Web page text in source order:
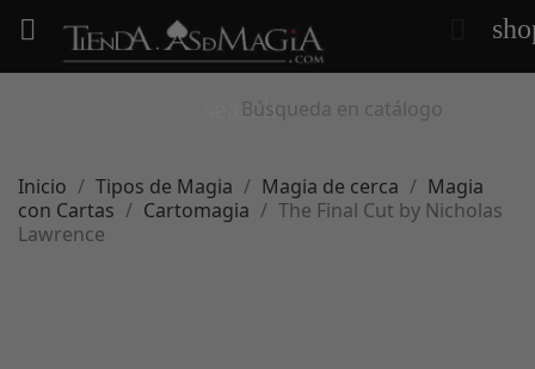

search
Inicio Tipos de Magia Magia de cerca
Magia
con Cartas
Cartomagia
The Final Cut by Nicholas
Lawrence